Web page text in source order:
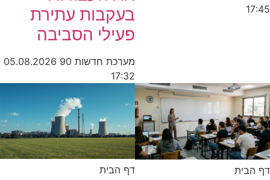
בעקבות עתירת
פעילי הסביבה
מערכת חדשות 90
05.08.2026
דף הבית